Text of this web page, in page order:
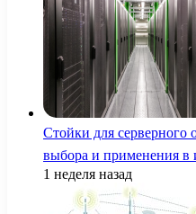
Стойки для серверного
выбора и применения в
1 неделя назад